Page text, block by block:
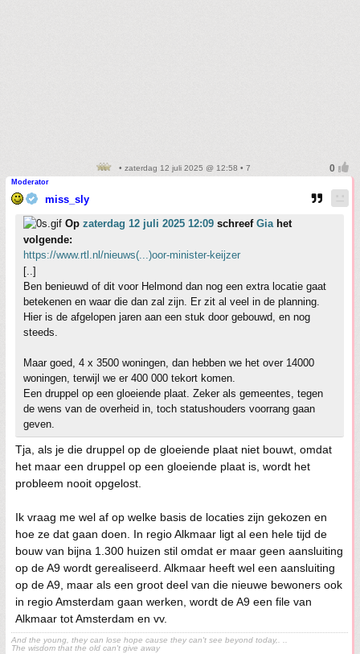
• zaterdag 12 juli 2025 @ 12:58 • 7
Moderator
miss_sly
Op zaterdag 12 juli 2025 12:09 schreef Giahet
volgende:
https://www.rtl.nl/nieuws(...)oor-minister-keijzer
[..]
Ben benieuwd of dit voor Helmond dan nog een extra locatie gaat
betekenen en waar die dan zal zijn. Er zit al veel in de planning.
Hier is de afgelopen jaren aan een stuk door gebouwd, en nog
steeds.
Maar goed, 4 x 3500 woningen, dan hebben we het over 14000
woningen, terwijl we er 400 000 tekort komen.
Een druppel op een gloeiende plaat. Zeker als gemeentes, tegen
de wens van de overheid in, toch statushouders voorrang gaan
geven.
Tja, als je die druppel op de gloeiende plaat niet bouwt, omdat
het maar een druppel op een gloeiende plaat is, wordt het
probleem nooit opgelost.
Ik vraag me wel af op welke basis de locaties zijn gekozen en
hoe ze dat gaan doen. In regio Alkmaar ligt al een hele tijd de
bouw van bijna 1.300 huizen stil omdat er maar geen aansluiting
op de A9 wordt gerealiseerd. Alkmaar heeft wel een aansluiting
op de A9, maar als een groot deel van die nieuwe bewoners ook
in regio Amsterdam gaan werken, wordt de A9 een file van
Alkmaar tot Amsterdam en vv.
And the young, they can lose hope cause they can't see beyond today,. ..
The wisdom that the old can't give away